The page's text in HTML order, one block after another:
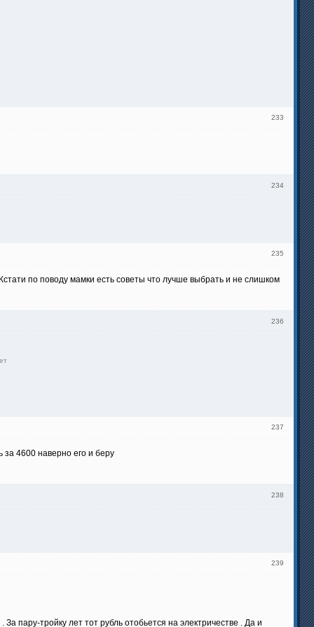
233
234
235
по поводу мамки есть советы что лучше выбрать и не слишком
236
237
4600 наверно его и беру
238
239
пару-тройку лет тот рубль отобьется на электричестве . Да и